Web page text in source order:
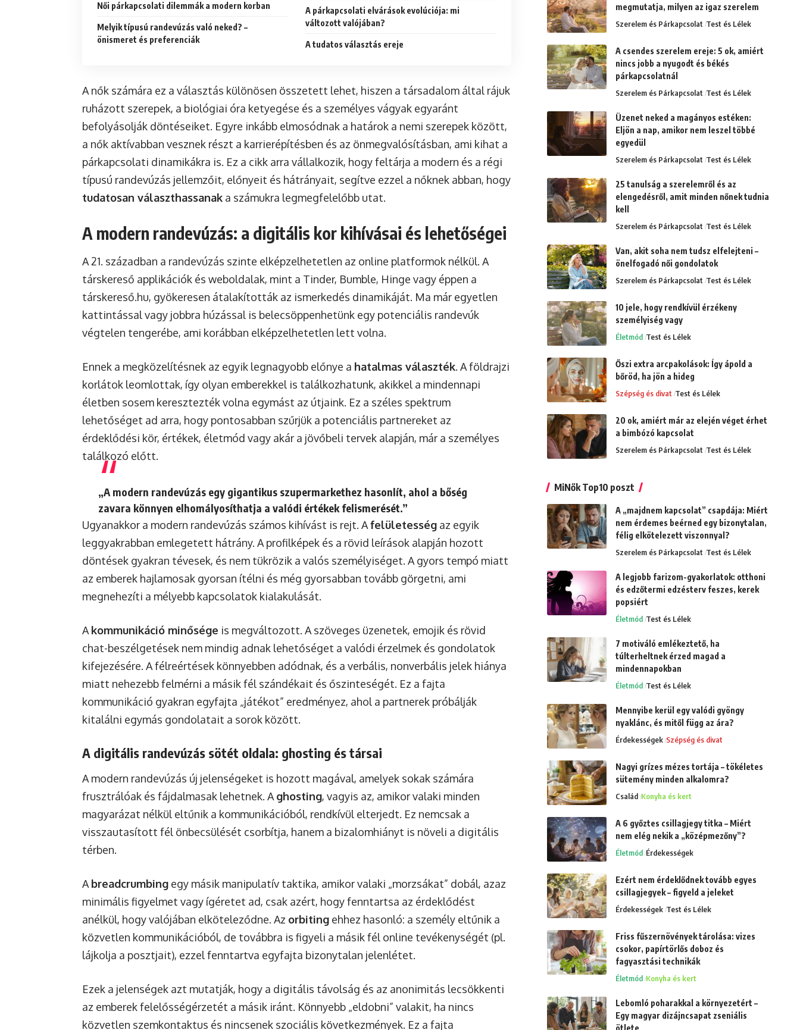
Női párkapcsolati dilemmák a modern korban
Melyik típusú randevúzás való neked? –
önismeret és preferenciák
A párkapcsolati elvárások evolúciója: mi
változott valójában?
A tudatos választás ereje
A nők számára ez a választás különösen összetett lehet, hiszen a társadalom által rájuk
ruházott szerepek, a biológiai óra ketyegése és a személyes vágyak egyaránt
befolyásolják döntéseiket. Egyre inkább elmosódnak a határok a nemi szerepek között,
a nők aktívabban vesznek részt a karrierépítésben és az önmegvalósításban, ami kihat a
párkapcsolati dinamikákra is. Ez a cikk arra vállalkozik, hogy feltárja a modern és a régi
típusú randevúzás jellemzőit, előnyeit és hátrányait, segítve ezzel a nőknek abban, hogy
tudatosan választhassanak a számukra legmegfelelőbb utat.
A modern randevúzás: a digitális kor kihívásai és lehetőségei
A 21. században a randevúzás szinte elképzelhetetlen az online platformok nélkül. A
társkereső applikációk és weboldalak, mint a Tinder, Bumble, Hinge vagy éppen a
társkereső.hu, gyökeresen átalakították az ismerkedés dinamikáját. Ma már egyetlen
kattintással vagy jobbra húzással is belecsöppenhetünk egy potenciális randevúk
végtelen tengerébe, ami korábban elképzelhetetlen lett volna.
Ennek a megközelítésnek az egyik legnagyobb előnye a hatalmas választék. A földrajzi
korlátok leomlottak, így olyan emberekkel is találkozhatunk, akikkel a mindennapi
életben sosem keresztezték volna egymást az útjaink. Ez a széles spektrum
lehetőséget ad arra, hogy pontosabban szűrjük a potenciális partnereket az
érdeklődési kör, értékek, életmód vagy akár a jövőbeli tervek alapján, már a személyes
találkozó előtt.
„A modern randevúzás egy gigantikus szupermarkethez hasonlít, ahol a bőség
zavara könnyen elhomályosíthatja a valódi értékek felismerését.”
Ugyanakkor a modern randevúzás számos kihívást is rejt. Afelületesség az egyik
leggyakrabban emlegetett hátrány. A profilképek és a rövid leírások alapján hozott
döntések gyakran tévesek, és nem tükrözik a valós személyiséget. A gyors tempó miatt
az emberek hajlamosak gyorsan ítélni és még gyorsabban tovább görgetni, ami
megnehezíti a mélyebb kapcsolatok kialakulását.
A kommunikáció minősége is megváltozott. A szöveges üzenetek, emojik és rövid
chat-beszélgetések nem mindig adnak lehetőséget a valódi érzelmek és gondolatok
kifejezésére. A félreértések könnyebben adódnak, és a verbális, nonverbális jelek hiánya
miatt nehezebb felmérni a másik fél szándékait és őszinteségét. Ez a fajta
kommunikáció gyakran egyfajta „játékot” eredményez, ahol a partnerek próbálják
kitalálni egymás gondolatait a sorok között.
A digitális randevúzás sötét oldala: ghosting és társai
A modern randevúzás új jelenségeket is hozott magával, amelyek sokak számára
frusztrálóak és fájdalmasak lehetnek. A ghosting, vagyis az, amikor valaki minden
magyarázat nélkül eltűnik a kommunikációból, rendkívül elterjedt. Ez nemcsak a
visszautasított fél önbecsülését csorbítja, hanem a bizalomhiányt is növeli a digitális
térben.
A breadcrumbing egy másik manipulatív taktika, amikor valaki „morzsákat” dobál, azaz
minimális figyelmet vagy ígéretet ad, csak azért, hogy fenntartsa az érdeklődést
anélkül, hogy valójában elköteleződne. Az orbiting ehhez hasonló: a személy eltűnik a
közvetlen kommunikációból, de továbbra is figyeli a másik fél online tevékenységét (pl.
lájkolja a posztjait), ezzel fenntartva egyfajta bizonytalan jelenlétet.
Ezek a jelenségek azt mutatják, hogy a digitális távolság és az anonimitás lecsökkenti
az emberek felelősségérzetét a másik iránt. Könnyebb „eldobni” valakit, ha nincs
közvetlen szemkontaktus és nincsenek szociális következmények. Ez a fajta
megmutatja, milyen az igaz szerelem
Szerelem és Párkapcsolat Test és Lélek
A csendes szerelem ereje: 5 ok, amiért
nincs jobb a nyugodt és békés
párkapcsolatnál
Szerelem és Párkapcsolat Test és Lélek
Üzenet neked a magányos estéken:
Eljön a nap, amikor nem leszel többé
egyedül
Szerelem és Párkapcsolat Test és Lélek
25 tanulság a szerelemről és az
elengedésről, amit minden nőnek tudnia
kell
Szerelem és Párkapcsolat Test és Lélek
Van, akit soha nem tudsz elfelejteni –
önelfogadó női gondolatok
Szerelem és Párkapcsolat Test és Lélek
10 jele, hogy rendkívül érzékeny
személyiség vagy
Életmód Test és Lélek
Őszi extra arcpakolások: Így ápold a
bőröd, ha jön a hideg
Szépség és divat Test és Lélek
20 ok, amiért már az elején véget érhet
a bimbózó kapcsolat
Szerelem és Párkapcsolat Test és Lélek
MiNők Top10 poszt
A „majdnem kapcsolat” csapdája: Miért
nem érdemes beérned egy bizonytalan,
félig elkötelezett viszonnyal?
Szerelem és Párkapcsolat Test és Lélek
A legjobb farizom-gyakorlatok: otthoni
és edzőtermi edzésterv feszes, kerek
popsiért
Életmód Test és Lélek
7 motiváló emlékeztető, ha
túlterheltnek érzed magad a
mindennapokban
Életmód Test és Lélek
Mennyibe kerül egy valódi gyöngy
nyaklánc, és mitől függ az ára?
Érdekességek Szépség és divat
Nagyi grízes mézes tortája – tökéletes
sütemény minden alkalomra?
Család Konyha és kert
A 6 győztes csillagjegy titka – Miért
nem elég nekik a „középmezőny”?
Életmód Érdekességek
Ezért nem érdeklődnek tovább egyes
csillagjegyek – figyeld a jeleket
Érdekességek Test és Lélek
Friss fűszernövények tárolása: vizes
csokor, papírtörlős doboz és
fagyasztási technikák
Életmód Konyha és kert
Lebomló poharakkal a környezetért –
Egy magyar dizájncsapat zseniális
ötlete